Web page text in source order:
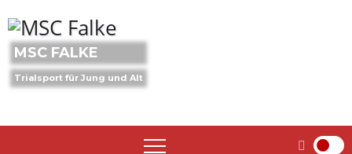
to
content
MSC FALKE
Trialsport für Jung und Alt